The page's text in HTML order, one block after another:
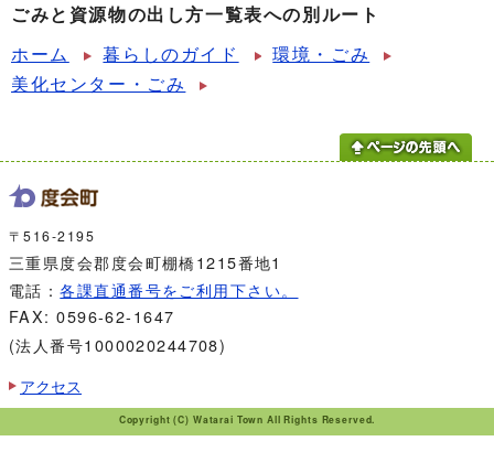
ごみと資源物の出し方一覧表への別ルート
ホーム
暮らしのガイド
環境・ごみ
美化センター・ごみ
〒516-2195
三重県度会郡度会町棚橋1215番地1
電話：各課直通番号をご利用下さい。
FAX: 0596-62-1647
(法人番号1000020244708)
アクセス
Copyright (C) Watarai Town All Rights Reserved.